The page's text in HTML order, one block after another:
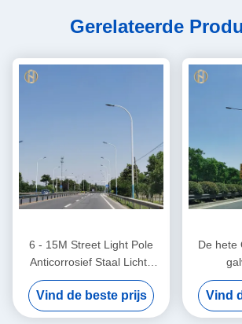
Gerelateerde
6 - 15M Street Light Pole
Anticorrosief Staal Lichte
Pool met Divers Ontwerp
Vind de beste prijs
De hete
Vind